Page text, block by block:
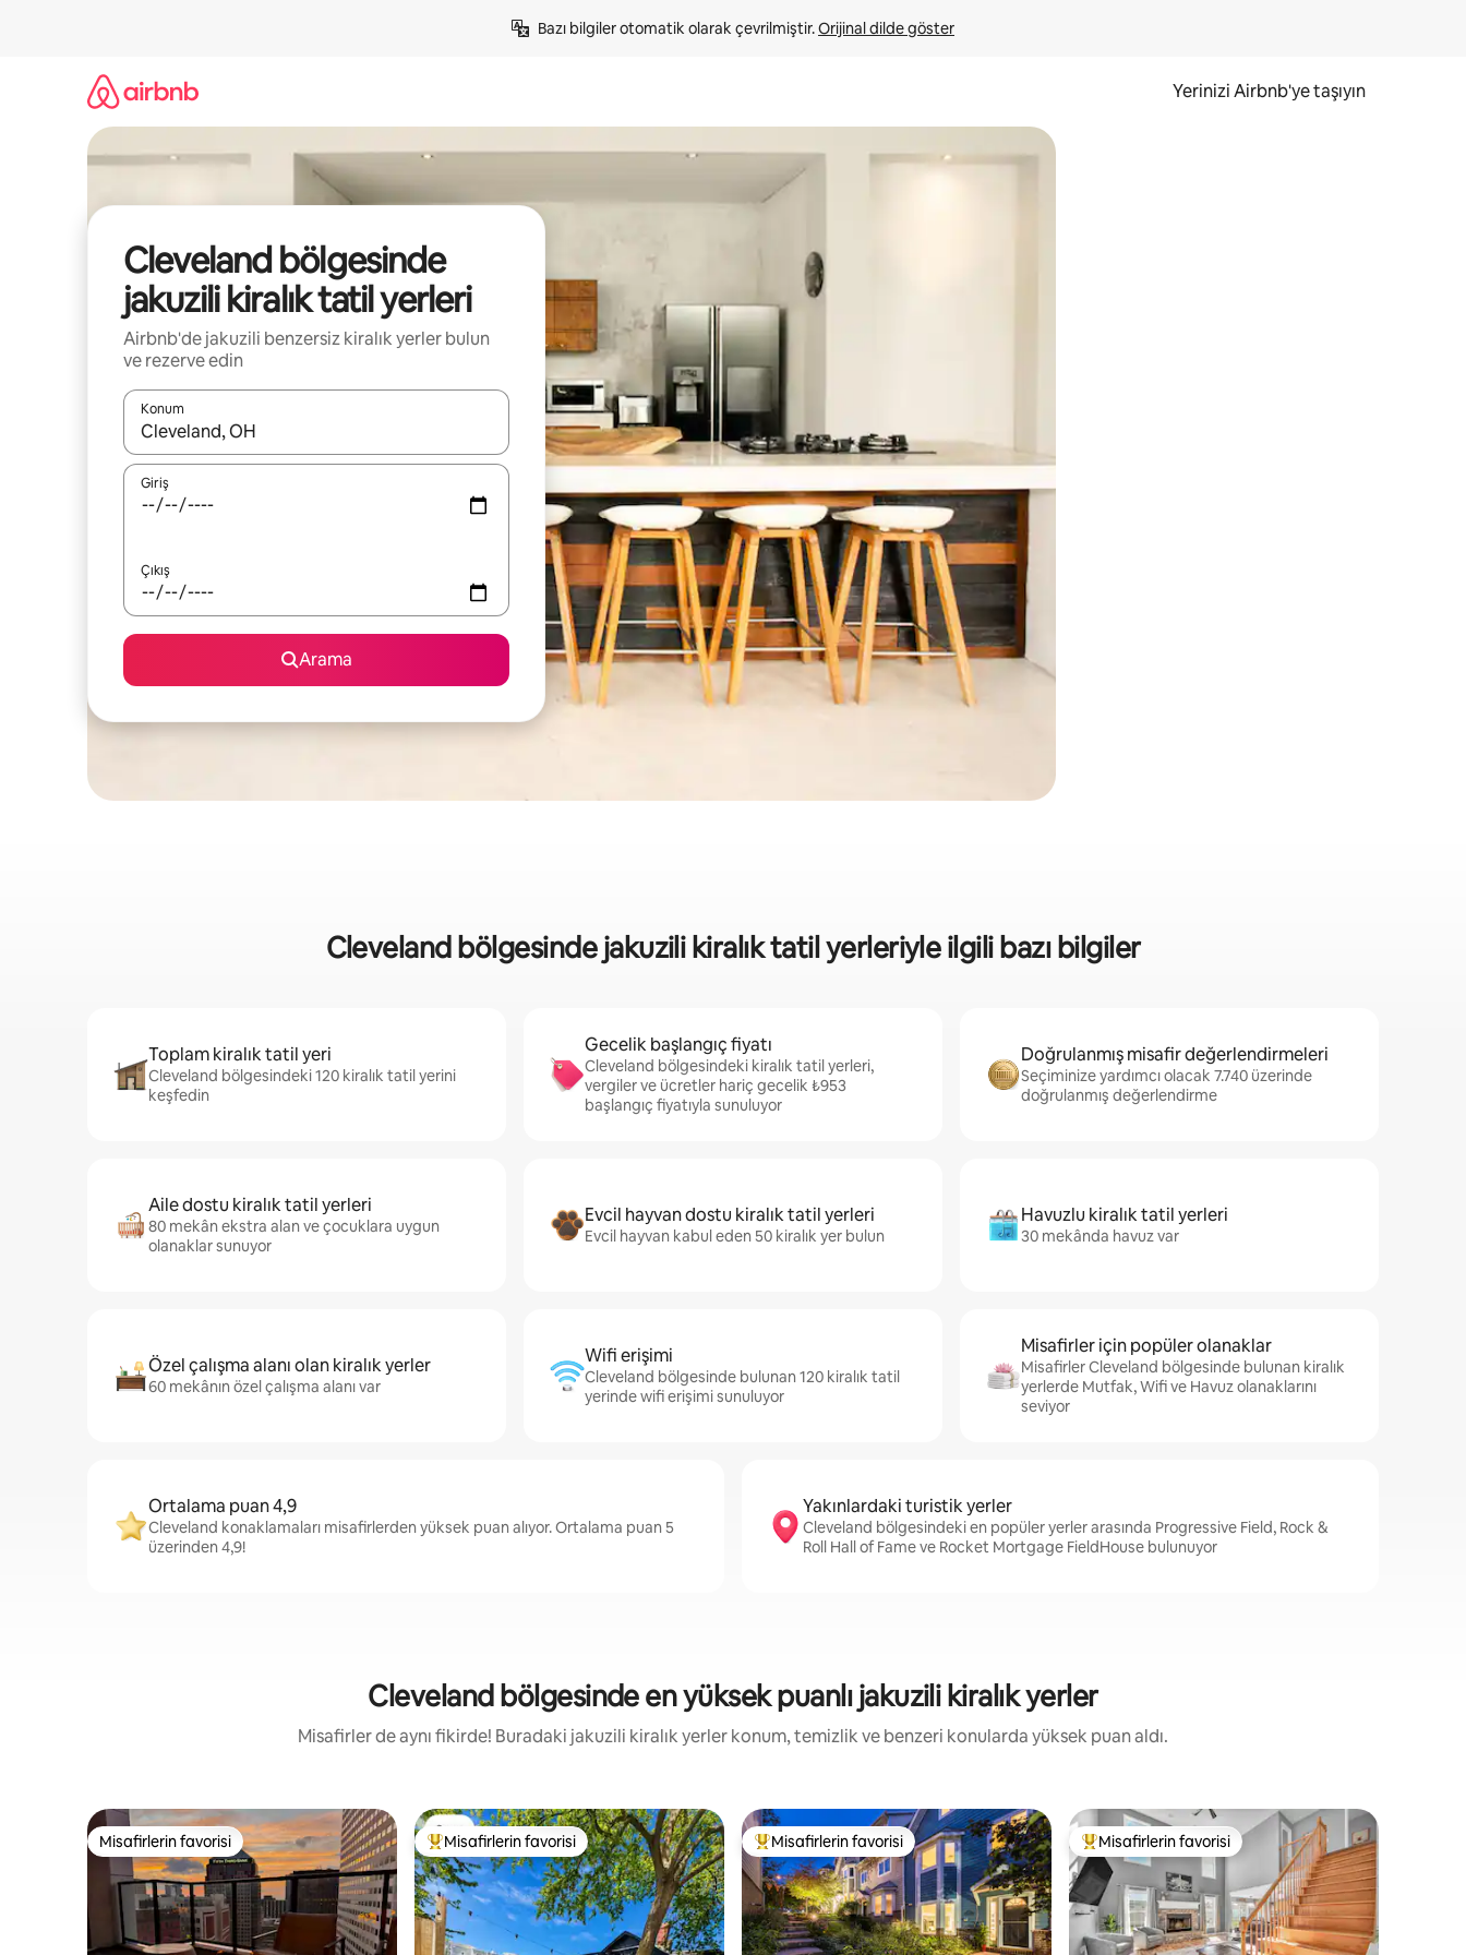
Bazı bilgiler otomatik olarak çevrilmiştir. Orijinal dilde göster
Yerinizi Airbnb'ye taşıyın
Cleveland bölgesinde
jakuzili kiralık tatil yerleri
Airbnb'de jakuzili benzersiz kiralık yerler bulun
ve rezerve edin
Konum
Sonuçlar kullanılabilir olduğunda yukarı ve aşağı oklarıyla gezinin veya dokunarak ya da kaydırma hareketleriyle keşfedin.
Giriş
Çıkış
Arama
Cleveland bölgesinde jakuzili kiralık tatil yerleriyle ilgili bazı bilgiler
Toplam kiralık tatil yeri
Cleveland bölgesindeki 120 kiralık tatil yerini
keşfedin
Gecelik başlangıç fiyatı
Cleveland bölgesindeki kiralık tatil yerleri,
vergiler ve ücretler hariç gecelik ₺953
başlangıç fiyatıyla sunuluyor
Doğrulanmış misafir değerlendirmeleri
Seçiminize yardımcı olacak 7.740 üzerinde
doğrulanmış değerlendirme
Aile dostu kiralık tatil yerleri
80 mekân ekstra alan ve çocuklara uygun
olanaklar sunuyor
Evcil hayvan dostu kiralık tatil yerleri
Evcil hayvan kabul eden 50 kiralık yer bulun
Havuzlu kiralık tatil yerleri
30 mekânda havuz var
Özel çalışma alanı olan kiralık yerler
60 mekânın özel çalışma alanı var
Wifi erişimi
Cleveland bölgesinde bulunan 120 kiralık tatil
yerinde wifi erişimi sunuluyor
Misafirler için popüler olanaklar
Misafirler Cleveland bölgesinde bulunan kiralık
yerlerde Mutfak, Wifi ve Havuz olanaklarını
seviyor
Ortalama puan 4,9
Cleveland konaklamaları misafirlerden yüksek puan alıyor. Ortalama puan 5
üzerinden 4,9!
Yakınlardaki turistik yerler
Cleveland bölgesindeki en popüler yerler arasında Progressive Field, Rock &
Roll Hall of Fame ve Rocket Mortgage FieldHouse bulunuyor
Cleveland bölgesinde en yüksek puanlı jakuzili kiralık yerler
Misafirler de aynı fikirde! Buradaki jakuzili kiralık yerler konum, temizlik ve benzeri konularda yüksek puan aldı.
Misafirlerin favorisi
Misafirlerin favorisi Misafirlerin favorilerinden en beğenilenler arasında
Misafirlerin favorisi Misafirlerin favorilerinden en beğenilenler arasında
Misafirlerin favorisi Misafirlerin favorilerinden en beğenilenler arasında
Misafirlerin favorisi